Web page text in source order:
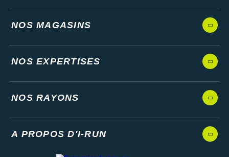
NOS MAGASINS
NOS EXPERTISES
NOS RAYONS
A PROPOS D'I-RUN